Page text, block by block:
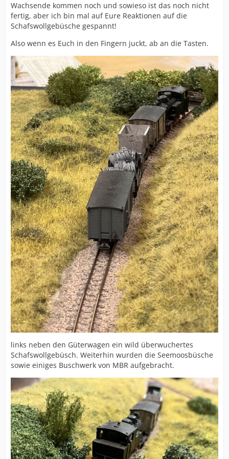
Wachsende kommen noch und sowieso ist das noch nicht
fertig, aber ich bin mal auf Eure Reaktionen auf die
Schafswollgebüsche gespannt!
Also wenn es Euch in den Fingern juckt, ab an die Tasten.
links neben den Güterwagen ein wild überwuchertes
Schafswollgebüsch. Weiterhin wurden die Seemoosbüsche
sowie einiges Buschwerk von MBR aufgebracht.